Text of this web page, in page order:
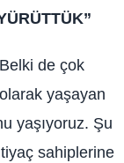
de çok
yaşayan
yaşıyoruz. Şu
sahiplerine